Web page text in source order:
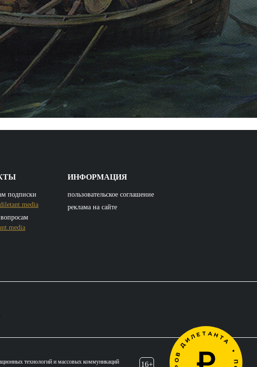
подписки
ИНФОРМАЦИЯ
пользовательское соглашение
реклама на сайте
технологий и массовых коммуникаций 16+